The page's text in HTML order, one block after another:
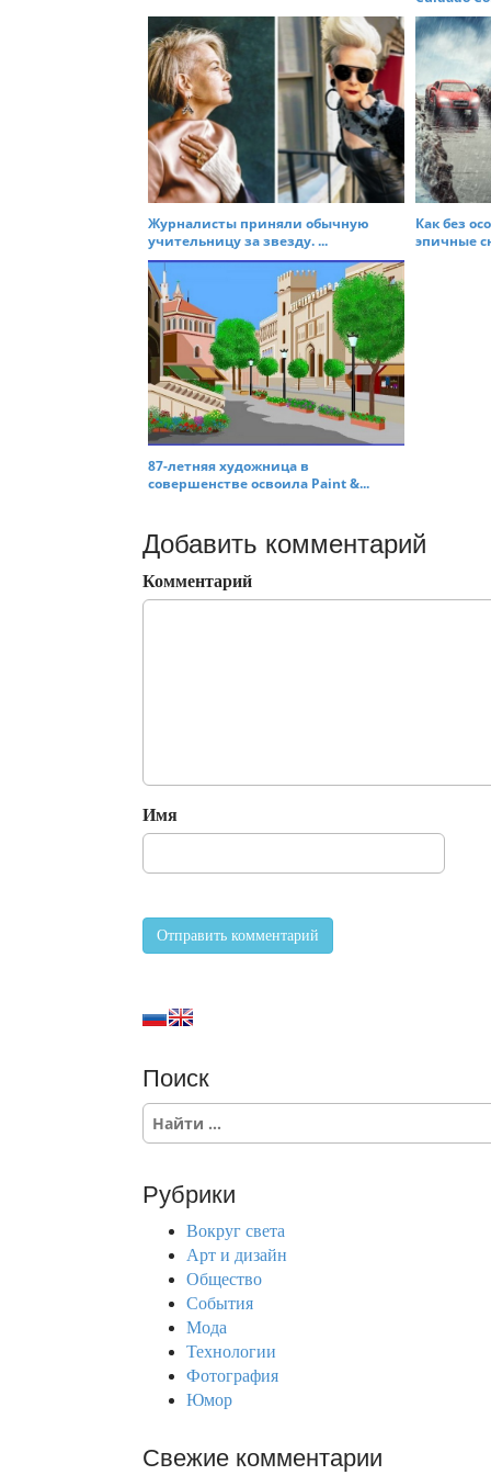
Журналисты приняли обычную
учительницу за звезду. ...
Как без
эпичные
87-летняя художница в
совершенстве освоила Paint &...
Добавить комментарий
Комментарий
Имя
Поиск
S
e
c
Рубрики
Вокруг света
Арт и дизайн
Общество
События
Мода
Технологии
Фотография
Юмор
Свежие комментарии